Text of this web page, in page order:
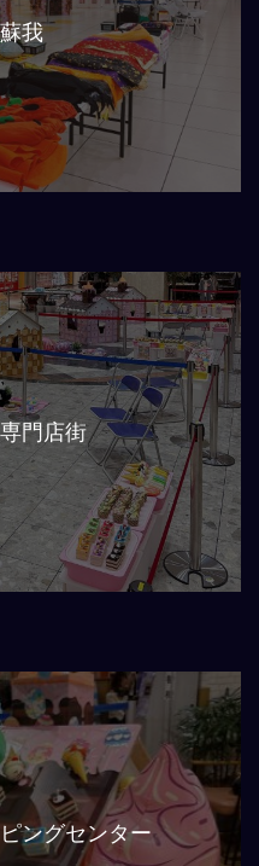
我
門店街
ングセンター